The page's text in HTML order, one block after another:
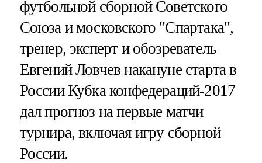
футбольной сборной Советского
Союза и московского "Спартака",
тренер, эксперт и обозреватель
Евгений Ловчев накануне старта в
России Кубка конфедераций-2017
дал прогноз на первые матчи
турнира, включая игру сборной
России.